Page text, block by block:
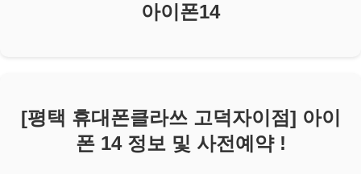
아이폰14
[평택 휴대폰클라쓰 고덕자이점] 아이
폰 14 정보 및 사전예약 !